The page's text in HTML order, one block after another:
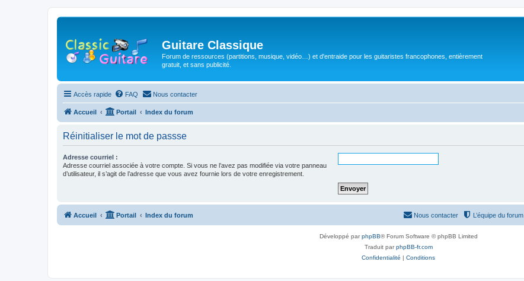
Guitare Classique
Forum de ressources (partitions, musique, vidéo…) et d'entraide pour les guitaristes francophones, entièrement
gratuit, et sans publicité.
Accès rapide FAQ Nous contacter
Accueil Portail Index du forum
Réinitialiser le mot de passse
Adresse courriel :
Adresse courriel associée à votre compte. Si vous ne l’avez pas modifiée via votre panneau
d’utilisateur, il s’agit de l’adresse que vous avez fournie lors de votre enregistrement.
Accueil Portail Index du forum L’équipe du forum
Nous contacter
Développé parphpBB® Forum Software © phpBB Limited
Traduit parphpBB-fr.com
Confidentialité | Conditions